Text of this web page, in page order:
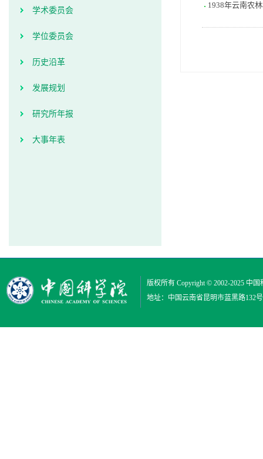
学术委员会
学位委员会
历史沿革
发展规划
研究所年报
大事年表
1938年云南农
版权所有 Copyright © 2002-2025 中国
地址：中国云南省昆明市蓝黑路